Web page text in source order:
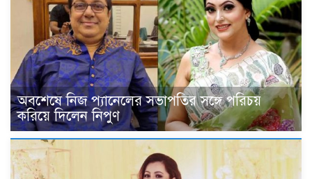
অবশেষে নিজ প্যানেলের সভাপতির সঙ্গে পরিচয়
করিয়ে দিলেন নিপুণ